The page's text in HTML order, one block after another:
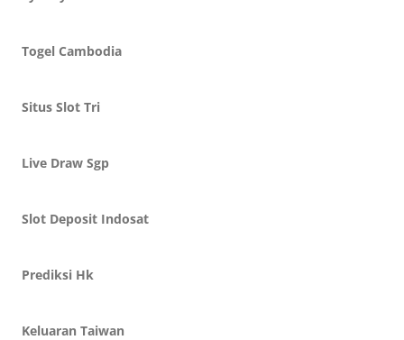
Togel Cambodia
Situs Slot Tri
Live Draw Sgp
Slot Deposit Indosat
Prediksi Hk
Keluaran Taiwan